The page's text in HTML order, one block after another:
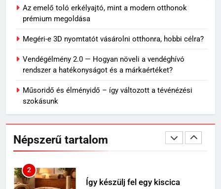
Az emelő toló erkélyajtó, mint a modern otthonok
prémium megoldása
Megéri-e 3D nyomtatót vásárolni otthonra, hobbi célra?
Vendégélmény 2.0 — Hogyan növeli a vendéghívó
rendszer a hatékonyságot és a márkaértéket?
Műsoridő és élményidő – így változott a tévénézési
szokásunk
Népszerű tartalom
OTTHON
8
tuti nem tudsz mellélőni
1
levele? Ezek lehetnek a
leggyakoribb okok
OTTHON
2
Így készülj fel egy kiscica